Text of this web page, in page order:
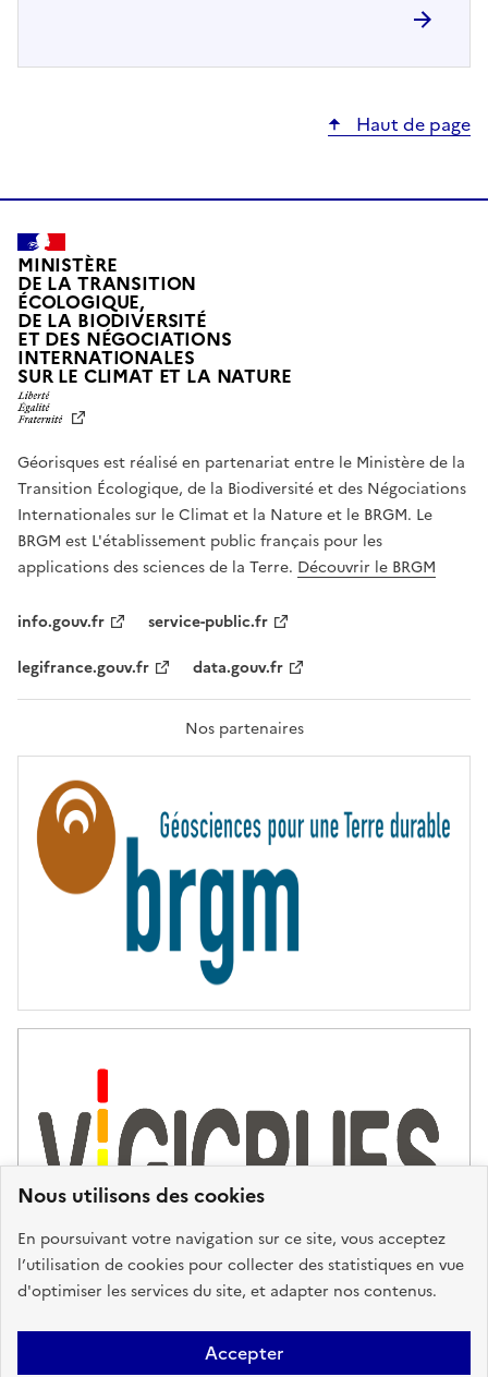
Nous utilisons des cookies
En poursuivant votre navigation sur ce site, vous acceptez
l’utilisation de cookies pour collecter des statistiques en vue
d'optimiser les services du site, et adapter nos contenus.
Accepter
Haut de page
MINISTÈRE
DE LA TRANSITION
ÉCOLOGIQUE,
DE LA BIODIVERSITÉ
ET DES NÉGOCIATIONS
INTERNATIONALES
SUR LE CLIMAT ET LA NATUREL
T
É
,
É
G
A
L
F
A
T
R
T
É
Géorisques est réalisé en partenariat entre le Ministère de la
Transition Écologique, de la Biodiversité et des Négociations
Internationales sur le Climat et la Nature et le BRGM. Le
BRGM est L'établissement public français pour les
applications des sciences de la Terre. Découvrir le BRGM
info.gouv.fr
service-public.fr
legifrance.gouv.fr
data.gouv.fr
Nos partenaires